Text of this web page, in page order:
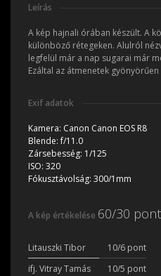
Leírás
A kép hajnali órában készült. A
különböző rétegeken. Alulról
legfelül már a nap sugarai már
Ezáltal az átmenetek
Exif adatok
Kamera: Canon Canon EOS R8
Blende:f/11.0
Zársebesség: 1/125
ISO: 320
Fókusztávolság: 300/1mm
A kép értékelése 60/30 pont
Litauszki Tibor 10/6 pont
ifj. Vitray Tamás
10/5 pont